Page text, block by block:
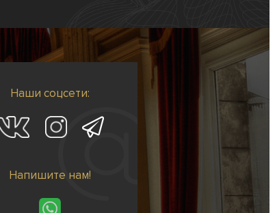
Наши соцсети:
Напишите нам!